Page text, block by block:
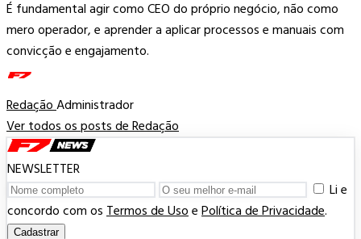
É fundamental agir como CEO do próprio negócio, não como
mero operador, e aprender a aplicar processos e manuais com
convicção e engajamento.
RedaçãoAdministrador
Ver todos os posts de Redação
NEWSLETTER
Li e
concordo com osTermos de UsoePolítica de Privacidade.
Cadastrar